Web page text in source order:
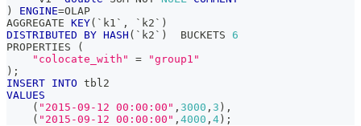
)
ENGINE=OLAP
AGGREGATE KEY( ` k1 ` , ` k2 ` )
DISTRIBUTED
BY HASH ( ` k2 ` )
  BUCKETS
6
PROPERTIES
(
"colocate_with"
=
"group1"
) ;
INSERT INTO tbl2
VALUES
( "2015-09-12 00:00:00" , 3000 , 3 ) ,
( "2015-09-12 00:00:00" , 4000 , 4) ;